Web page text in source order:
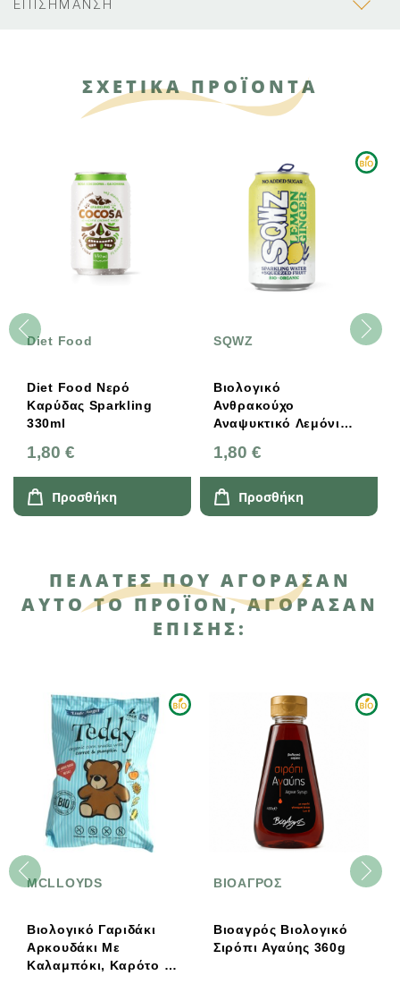
ΕΠΙΣΗΜΑΝΣΗ
ΣΧΕΤΙΚΑ ΠΡΟΪΟΝΤΑ
Diet Food
Diet Food Νερό
Καρύδας Sparkling
330ml
1,80 €
Προσθήκη
SQWZ
Βιολογικό
Ανθρακούχο
Αναψυκτικό Λεμόνι
SQWZ
1,80 €
Προσθήκη
ΠΕΛΆΤΕΣ ΠΟΥ ΑΓΌΡΑΣΑΝ
ΑΥΤΌ ΤΟ ΠΡΟΪΌΝ, ΑΓΌΡΑΣΑΝ
ΕΠΊΣΗΣ:
MCLLOYDS
Βιολογικό Γαριδάκι
Αρκουδάκι Με
Καλαμπόκι, Καρότο &
ΒΙΟΑΓΡΟΣ
Βιοαγρός Βιολογικό
Σιρόπι Αγαύης 360g